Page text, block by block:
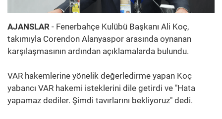
AJANSLAR - Fenerbahçe Kulübü Başkanı Ali Koç,
takımıyla Corendon Alanyaspor arasında oynanan
karşılaşmasının ardından açıklamalarda bulundu.
VAR hakemlerine yönelik değerledirme yapan Koç
yabancı VAR hakemi isteklerini dile getirdi ve "Hata
yapamaz dediler. Şimdi tavırlarını bekliyoruz" dedi.